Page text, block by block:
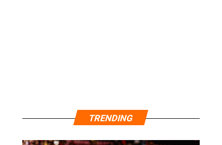
TRENDING